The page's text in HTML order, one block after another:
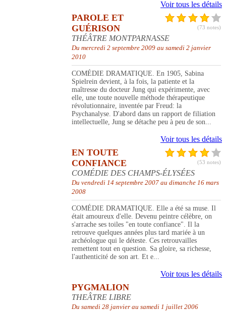
Voir tous les détails
(73 notes)
PAROLE ET
GUÉRISON
THÉÂTRE MONTPARNASSE
Du mercredi 2 septembre 2009 au samedi 2 janvier
2010
COMÉDIE DRAMATIQUE. En 1905, Sabina
Spielrein devient, à la fois, la patiente et la
maîtresse du docteur Jung qui expérimente, avec
elle, une toute nouvelle méthode thérapeutique
révolutionnaire, inventée par Freud: la
Psychanalyse. D'abord dans un rapport de filiation
intellectuelle, Jung se détache peu à peu de son...
Voir tous les détails
(53 notes)
EN TOUTE
CONFIANCE
COMÉDIE DES CHAMPS-ÉLYSÉES
Du vendredi 14 septembre 2007 au dimanche 16 mars
2008
COMÉDIE DRAMATIQUE. Elle a été sa muse. Il
était amoureux d'elle. Devenu peintre célèbre, on
s'arrache ses toiles "en toute confiance". Il la
retrouve quelques années plus tard mariée à un
archéologue qui le déteste. Ces retrouvailles
remettent tout en question. Sa gloire, sa richesse,
l'authenticité de son art. Et e...
Voir tous les détails
PYGMALION
THEÂTRE LIBRE
Du samedi 28 janvier au samedi 1 juillet 2006